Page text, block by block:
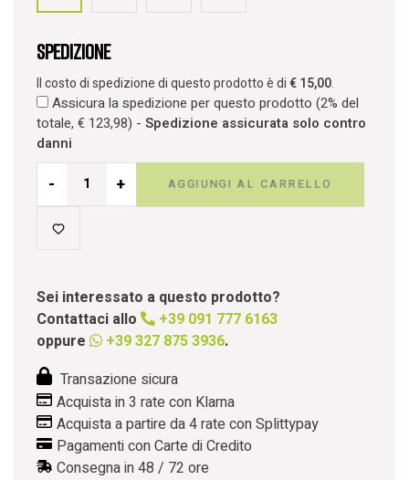
Spedizione
Il costo di spedizione di questo prodotto è di€15,00.
Assicura la spedizione per questo prodotto (2% del
totale, € 123,98) - Spedizione assicurata solo contro
danni
- + AGGIUNGI AL CARRELLO
Sei interessato a questo prodotto?
Contattaci allo
+39 091 777 6163
oppure
+39 327 875 3936.
Transazione sicura
Acquista in 3 rate con Klarna
Acquista a partire da 4 rate con Splittypay
Pagamenti con Carte di Credito
Consegna in 48 / 72 ore